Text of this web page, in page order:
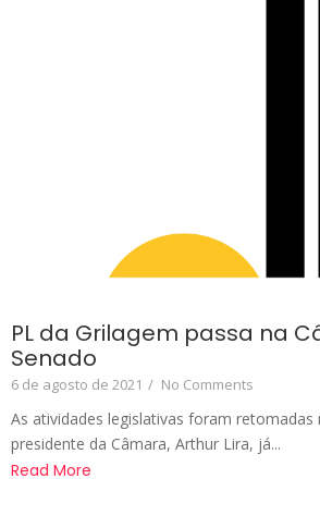
PL da Grilagem passa na
Senado
6 de agosto de 2021 / No Comments
As atividades legislativas foram
presidente da Câmara, Arthur Lira, já...
Read More